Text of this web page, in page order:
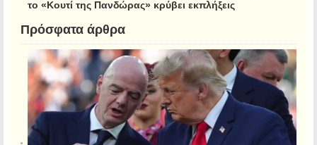
το «Κουτί της Πανδώρας» κρύβει εκπλήξεις
Πρόσφατα άρθρα